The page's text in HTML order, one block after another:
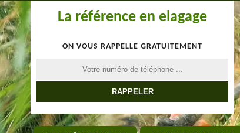
La référence en elagage
ON VOUS RAPPELLE GRATUITEMENT